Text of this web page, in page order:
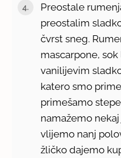
Preostale
preostalim
čvrst sneg.
mascarpone,
vanilijevim
katero smo
primešamo
namažemo
vlijemo nanj
žličko dajemo